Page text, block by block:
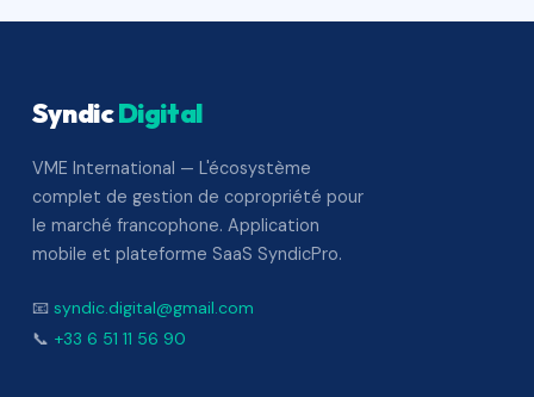
SyndicDigital
VME International — L'écosystème
complet de gestion de copropriété pour
le marché francophone. Application
mobile et plateforme SaaS SyndicPro.
📧 syndic.digital@gmail.com
📞 +33 6 51 11 56 90